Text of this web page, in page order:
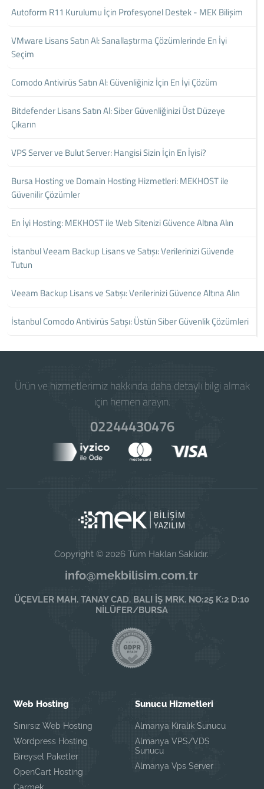
Autoform R11 Kurulumu İçin Profesyonel Destek - MEK Bilişim
VMware Lisans Satın Al: Sanallaştırma Çözümlerinde En İyi
Seçim
Comodo Antivirüs Satın Al: Güvenliğiniz İçin En İyi Çözüm
Bitdefender Lisans Satın Al: Siber Güvenliğinizi Üst Düzeye
Çıkarın
VPS Server ve Bulut Server: Hangisi Sizin İçin En İyisi?
Bursa Hosting ve Domain Hosting Hizmetleri: MEKHOST ile
Güvenilir Çözümler
En İyi Hosting: MEKHOST ile Web Sitenizi Güvence Altına Alın
İstanbul Veeam Backup Lisans ve Satışı: Verilerinizi Güvende
Tutun
Veeam Backup Lisans ve Satışı: Verilerinizi Güvence Altına Alın
İstanbul Comodo Antivirüs Satışı: Üstün Siber Güvenlik Çözümleri
Ürün ve hizmetlerimiz hakkında daha detaylı bilgi almak
için hemen arayın.
02244430476
Copyright © 2026 Tüm Hakları Saklıdır.
info@mekbilisim.com.tr
ÜÇEVLER MAH. TANAY CAD. BALI İŞ MRK. NO:25 K:2 D:10
NİLÜFER/BURSA
Web Hosting
Sınırsız Web Hosting
Wordpress Hosting
Bireysel Paketler
OpenCart Hosting
Sunucu Hizmetleri
Almanya Kiralık Sunucu
Almanya VPS/VDS
Sunucu
Almanya Vps Server